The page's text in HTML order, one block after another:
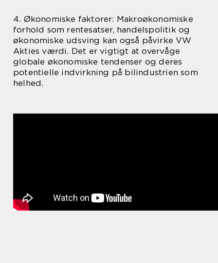
4. Økonomiske faktorer: Makroøkonomiske
forhold som rentesatser, handelspolitik og
økonomiske udsving kan også påvirke VW
Akties værdi. Det er vigtigt at overvåge
globale økonomiske tendenser og deres
potentielle indvirkning på bilindustrien som
helhed.